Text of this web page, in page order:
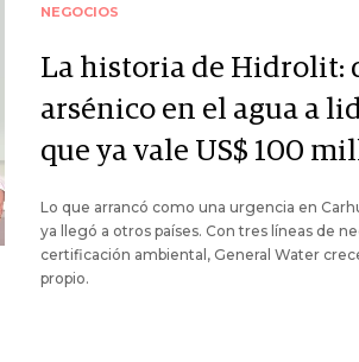
NEGOCIOS
La historia de Hidrolit:
arsénico en el agua a
que ya vale US$ 100
Lo que arrancó como una urgencia en
ya llegó a otros países. Con tres líneas de
certificación ambiental, General Water
propio.